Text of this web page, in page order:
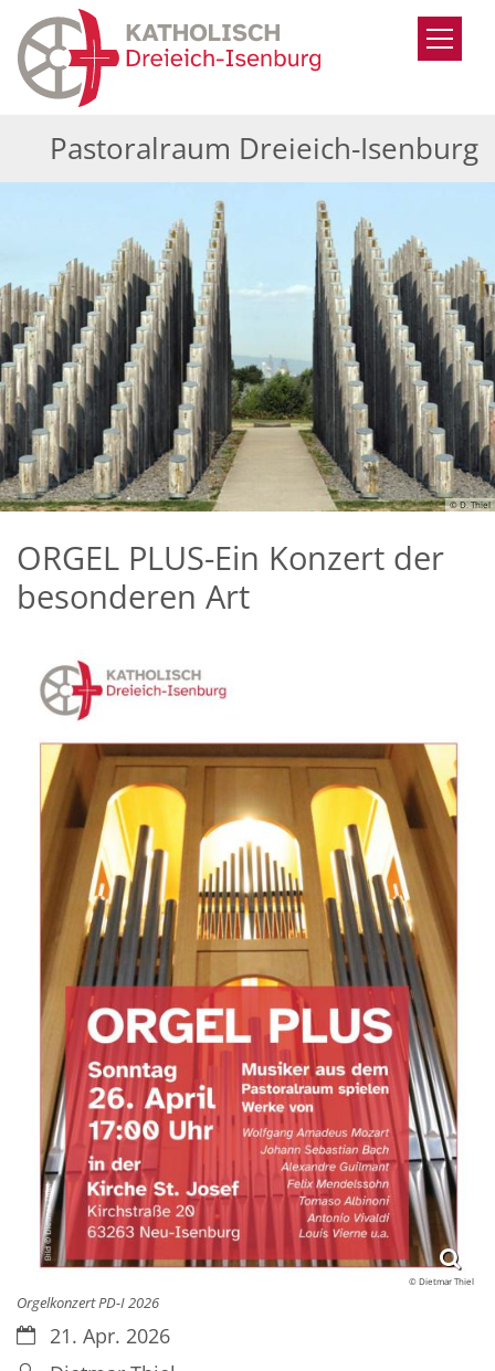
Zum Inhalt springen
Pastoralraum Dreieich-Isenburg
© D. Thiel
ORGEL PLUS-Ein Konzert der
besonderen Art
© Dietmar Thiel
Orgelkonzert PD-I 2026
Datum:21. Apr. 2026